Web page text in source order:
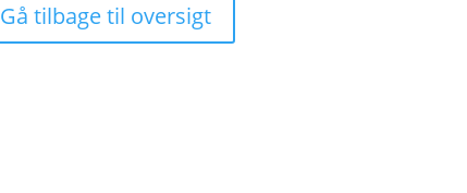
Gå tilbage til oversigt